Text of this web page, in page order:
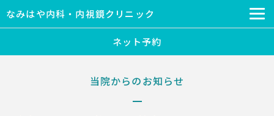
なみはや内科・内視鏡クリニック
ネット予約
当院からのお知らせ